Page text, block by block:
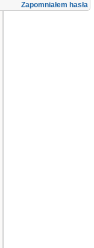
Zapomniałem hasła